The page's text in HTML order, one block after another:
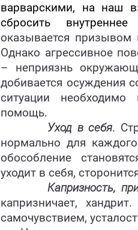
варварскими, на наш
сбросить внутреннее
оказывается призывом
Однако агрессивное
– неприязнь
добивается осуждения
ситуации необходимо
помощь.
Уход в себя.
нормально для
обособление
уходит в себя,
Капризность,
капризничает,
самочувствием,